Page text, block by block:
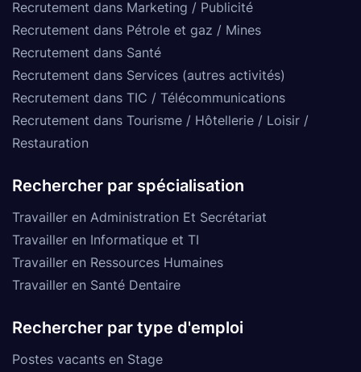
Recrutement dans Marketing / Publicité
Recrutement dans Pétrole et gaz / Mines
Recrutement dans Santé
Recrutement dans Services (autres activités)
Recrutement dans TIC / Télécommunications
Recrutement dans Tourisme / Hôtellerie / Loisir /
Restauration
Rechercher par spécialisation
Travailler en Administration Et Secrétariat
Travailler en Informatique et TI
Travailler en Ressources Humaines
Travailler en Santé Dentaire
Rechercher par type d'emploi
Postes vacants en Stage